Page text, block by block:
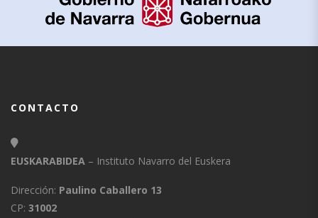
CONTACTO
EUSKARABIDEA – Instituto Navarro del Euskera
Dirección: Paulino Caballero 13
CP: 31002